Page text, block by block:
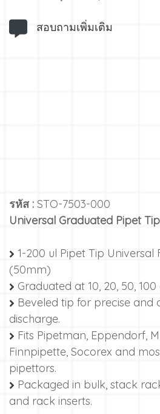
สอบถามเพิ่มเติม
รหัส : STO-7503-000
Universal Graduated Pipet
1-200 ul Pipet Tip Universal
(50mm)
Graduated at 10, 20, 50,
Beveled tip for precise and
discharge.
Fits Pipetman, Eppendorf,
Finnpipette, Socorex and
pipettors.
Packaged in bulk, stack
and rack inserts.